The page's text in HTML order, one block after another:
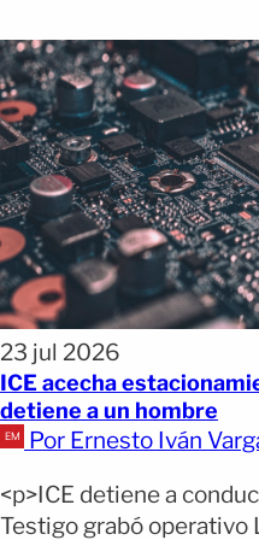
23 jul 2026
ICE acecha
detiene a un hombre
Por Ernesto Iván
<p>ICE detiene a
Testigo grabó operativo